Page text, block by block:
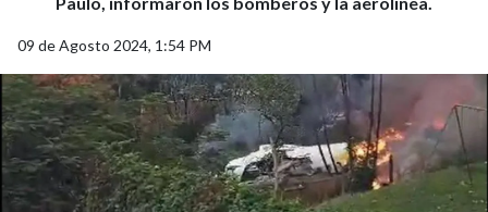
09 de Agosto 2024, 1:54 PM